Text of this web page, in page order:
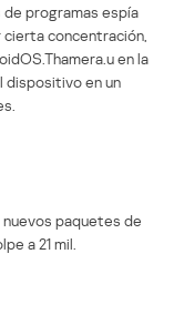
programas espía
concentración,
en la
dispositivo en un
paquetes de
a 21 mil.